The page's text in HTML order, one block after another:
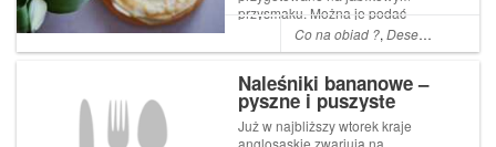
przysmaku. Można je podać
na różne sposoby, na obiad
lub na deser.... Czytaj dalej
Co na obiad ?,Desery ,
Naleśniki bananowe –
pyszne i puszyste
Już w najbliższy wtorek kraje
anglosaskie zwariują na